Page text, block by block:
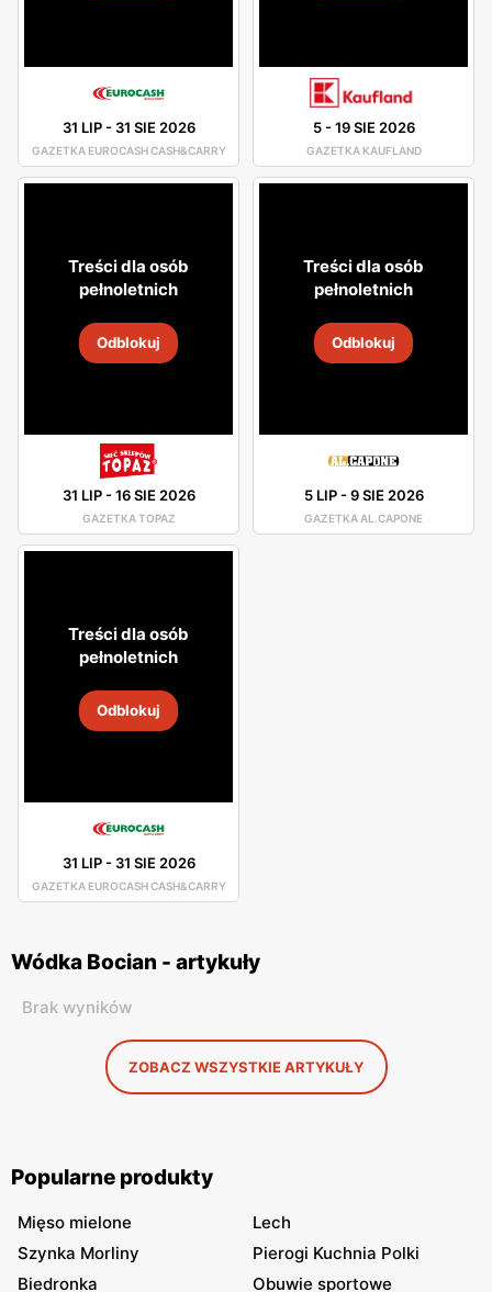
31 LIP- 31 SIE 2026
GAZETKA EUROCASH CASH&CARRY
5-19 SIE 2026
GAZETKA KAUFLAND
Treści dla osób
pełnoletnich
Odblokuj
31 LIP-16 SIE 2026
GAZETKA TOPAZ
Treści dla osób
pełnoletnich
Odblokuj
5 LIP-9 SIE 2026
GAZETKA AL.CAPONE
Treści dla osób
pełnoletnich
Odblokuj
31 LIP- 31 SIE 2026
GAZETKA EUROCASH CASH&CARRY
Wódka Bocian - artykuły
Brak wyników
ZOBACZ WSZYSTKIE ARTYKUŁY
Popularne produkty
Mięso mielone
Lech
Szynka Morliny
Pierogi Kuchnia Polki
Biedronka
Obuwie sportowe